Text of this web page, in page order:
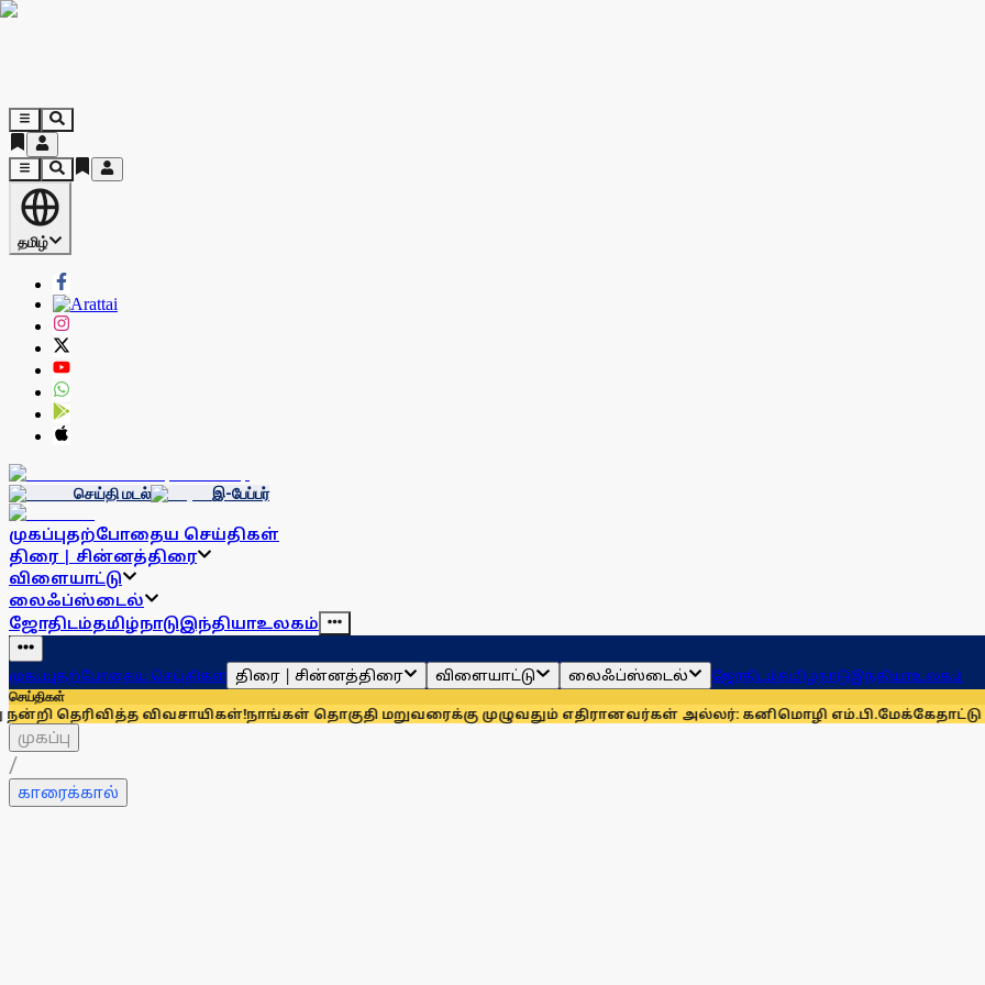
தமிழ்
செய்தி மடல் இ-பேப்பர்
முகப்புதற்போதைய செய்திகள்
திரை | சின்னத்திரை
விளையாட்டு
லைஃப்ஸ்டைல்
ஜோதிடம்தமிழ்நாடுஇந்தியாஉலகம்
முகப்புதற்போதைய செய்திகள் திரை | சின்னத்திரை விளையாட்டு லைஃப்ஸ்டைல் ஜோதிடம்தமிழ்நாடுஇந்தியாஉலகம்
செய்திகள்
விவசாயிகள்!நாங்கள் தொகுதி மறுவரைக்கு முழுவதும் எதிரானவர்கள் அல்லர்: கனிமொழி எம்.பி.மேக்கேதாட்டு பிரச்னையை
முகப்பு
/
காரைக்கால்